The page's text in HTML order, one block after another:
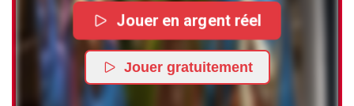
Jouer en argent réel
Jouer gratuitement